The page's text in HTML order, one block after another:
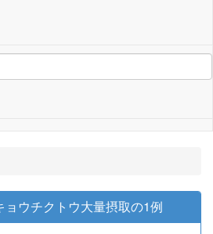
ョウチクトウ大量摂取の1例